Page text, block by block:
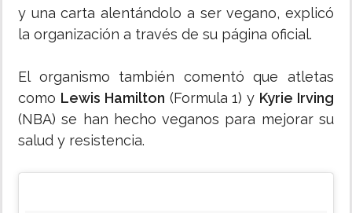
y una carta alentándolo a ser vegano, explicó
la organización a través de su página oficial.
El organismo también comentó que atletas
como Lewis Hamilton (Formula 1) y Kyrie Irving
(NBA) se han hecho veganos para mejorar su
salud y resistencia.